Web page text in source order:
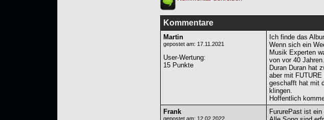
Kommentare
Martin
gepostet am: 17.11.2021
User-Wertung:
15 Punkte
Ich finde das
Wenn sich ein
Musik Experten
von vor 40 Jahren.
Duran Duran hat
aber mit
geschafft hat mit
klingen.
Hoffentlich
Frank
gepostet am: 12.02.2022
FururePast ist ein